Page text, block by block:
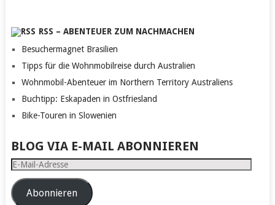
RSS – ABENTEUER ZUM NACHMACHEN
Besuchermagnet Brasilien
Tipps für die Wohnmobilreise durch Australien
Wohnmobil-Abenteuer im Northern Territory Australiens
Buchtipp: Eskapaden in Ostfriesland
Bike-Touren in Slowenien
BLOG VIA E-MAIL ABONNIEREN
E-
Mail-
AdresseAbonnieren